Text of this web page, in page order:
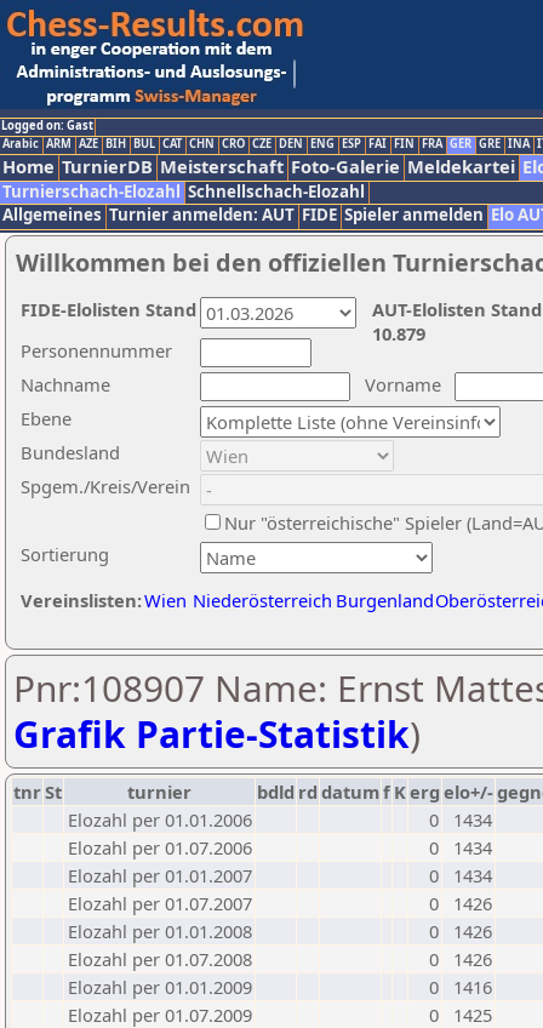
Logged on: Gast
Arabic ARM AZE BIH BUL CAT CHN CRO CZE DEN ENG ESP FAI FIN FRA GER GRE INA
Home TurnierDB Meisterschaft Foto-Galerie Meldekartei
Turnierschach-Elozahl Schnellschach-Elozahl
Allgemeines Turnier anmelden: AUT FIDE Spieler anmelden Elo
Willkommen bei den offiziellen
Nachname
Vorname
Ebene
Sortierung
Personennummer
Bundesland
Spgem./Kreis/Verein
Nur "österreichische" Spieler
Vereinslisten:Wien Niederösterreich Burgenland
AUT-Elolisten
10.879
FIDE-Elolisten Stand
Pnr:108907 Name: Ernst
Grafik Partie-Statistik)
tnrSt turnier bdld rd datumf Kerg elo+/-
Elozahl per 01.01.2006
0
1434
Elozahl per 01.07.2006
0
1434
Elozahl per 01.01.2007
0
1434
Elozahl per 01.07.2007
0
1426
Elozahl per 01.01.2008
0
1426
Elozahl per 01.07.2008
0
1426
Elozahl per 01.01.2009
0
1416
Elozahl per 01.07.2009
0
1425